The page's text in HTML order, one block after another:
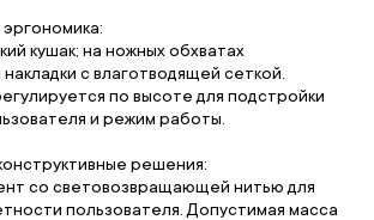
кушак; на ножных обхватах
с влаготводящей сеткой.
по высоте для подстройки
и режим работы.
решения:
со световозвращающей нитью для
пользователя. Допустимая масса